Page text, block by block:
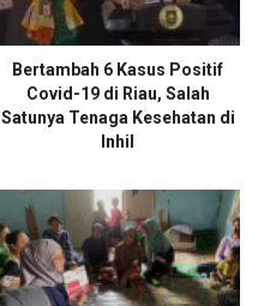
Bertambah 6 Kasus Positif
Covid-19 di Riau, Salah
Satunya Tenaga Kesehatan di
Inhil